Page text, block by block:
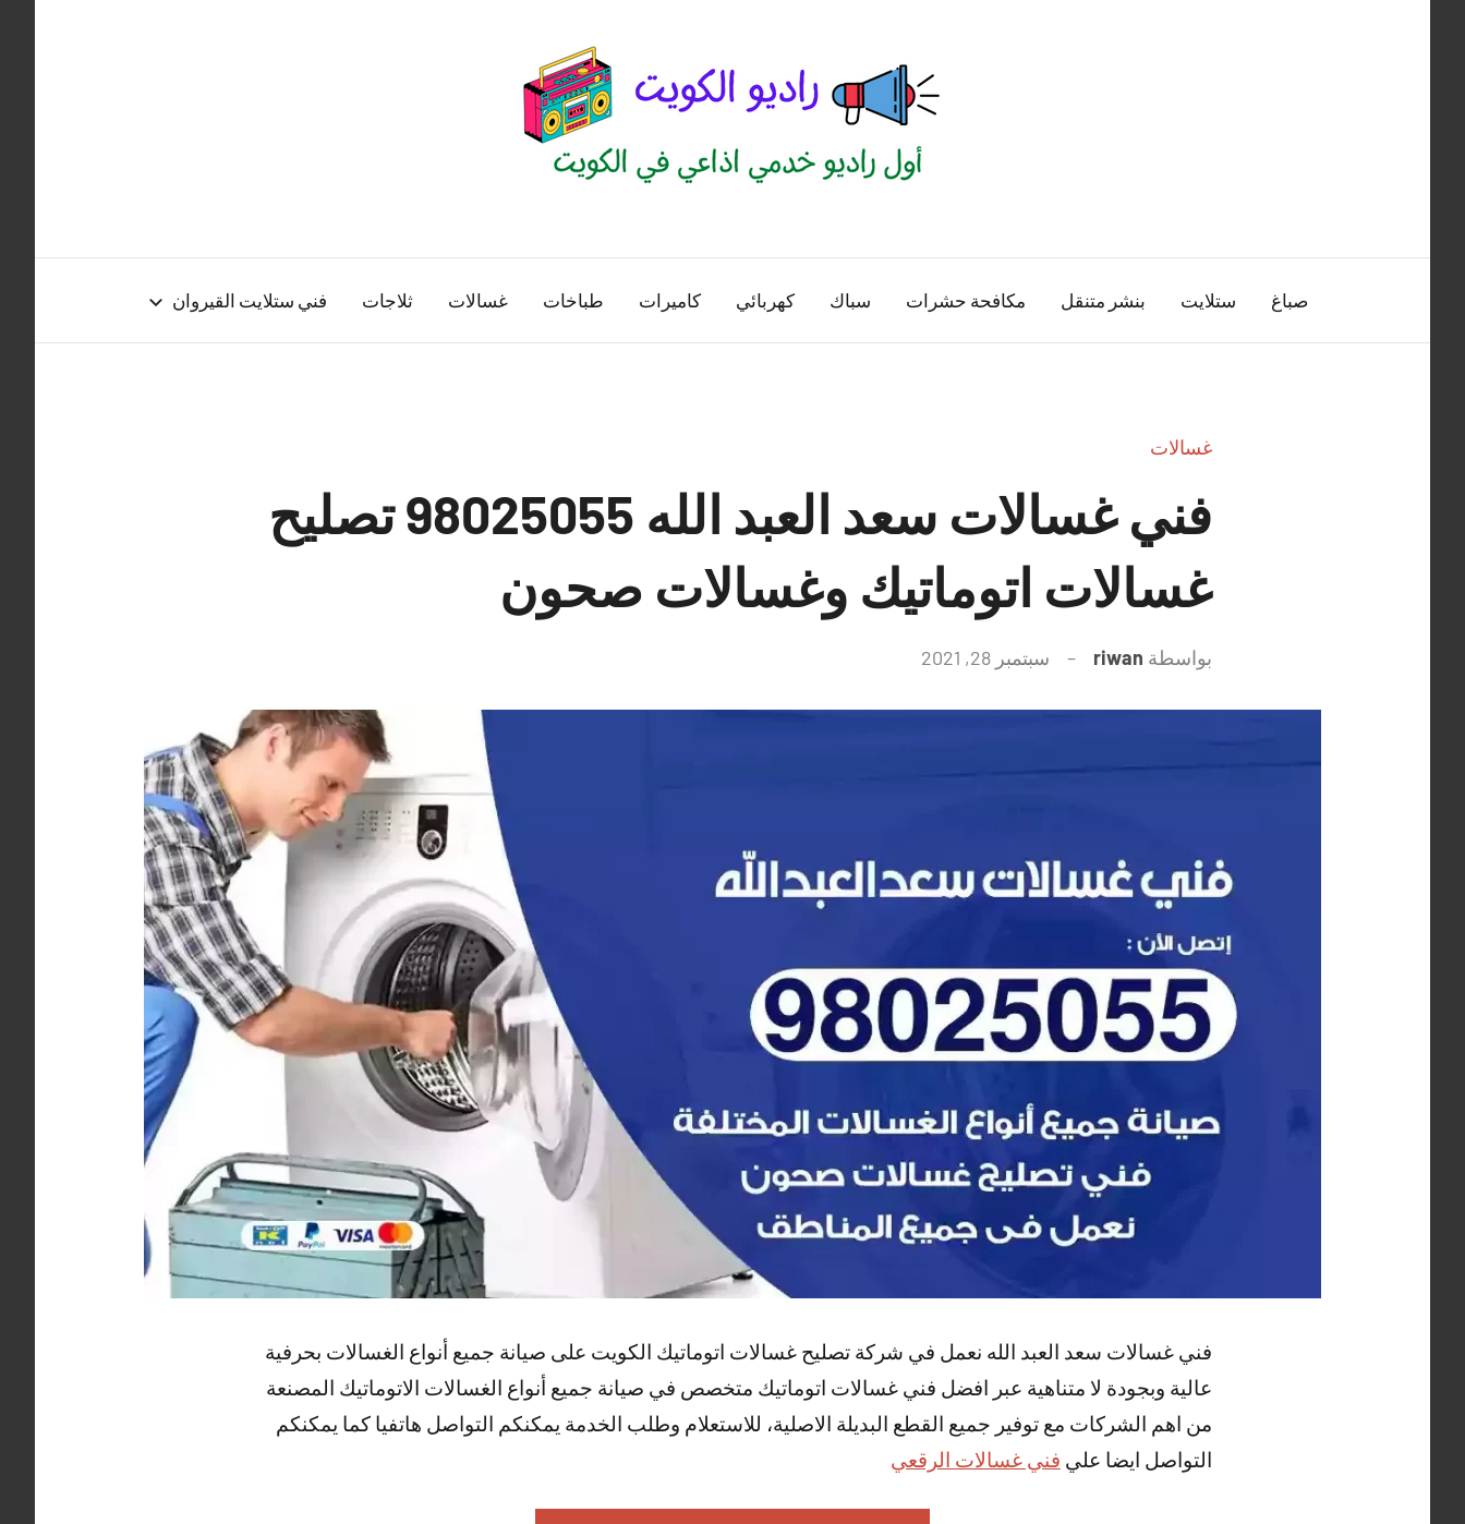
الكويت
منصة
اذاعية
صباغ ستلايت بنشر متنقل مكافحة حشرات سباك كهربائي كاميرات طباخات غسالات ثلاجات فني ستلايت القيروان
غسالات
فني غسالات سعد العبد الله 98025055 تصليح
غسالات اتوماتيك وغسالات صحون
بواسطة riwan سبتمبر 28, 2021
فني غسالات سعد العبد الله نعمل في شركة تصليح غسالات اتوماتيك الكويت على صيانة جميع أنواع الغسالات بحرفية
عالية وبجودة لا متناهية عبر افضل فني غسالات اتوماتيك متخصص في صيانة جميع أنواع الغسالات الاتوماتيك المصنعة
من اهم الشركات مع توفير جميع القطع البديلة الاصلية، للاستعلام وطلب الخدمة يمكنكم التواصل هاتفيا كما يمكنكم
التواصل ايضا علي فني غسالات الرقعي